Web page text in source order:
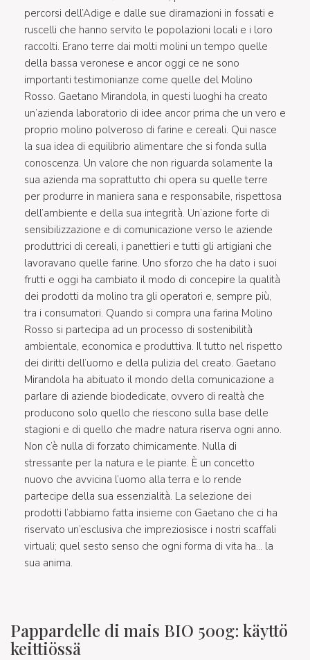
percorsi dell’Adige e dalle sue diramazioni in fossati e
ruscelli che hanno servito le popolazioni locali e i loro
raccolti. Erano terre dai molti molini un tempo quelle
della bassa veronese e ancor oggi ce ne sono
importanti testimonianze come quelle del Molino
Rosso. Gaetano Mirandola, in questi luoghi ha creato
un’azienda laboratorio di idee ancor prima che un vero e
proprio molino polveroso di farine e cereali. Qui nasce
la sua idea di equilibrio alimentare che si fonda sulla
conoscenza. Un valore che non riguarda solamente la
sua azienda ma soprattutto chi opera su quelle terre
per produrre in maniera sana e responsabile, rispettosa
dell’ambiente e della sua integrità. Un’azione forte di
sensibilizzazione e di comunicazione verso le aziende
produttrici di cereali, i panettieri e tutti gli artigiani che
lavoravano quelle farine. Uno sforzo che ha dato i suoi
frutti e oggi ha cambiato il modo di concepire la qualità
dei prodotti da molino tra gli operatori e, sempre più,
tra i consumatori. Quando si compra una farina Molino
Rosso si partecipa ad un processo di sostenibilità
ambientale, economica e produttiva. Il tutto nel rispetto
dei diritti dell’uomo e della pulizia del creato. Gaetano
Mirandola ha abituato il mondo della comunicazione a
parlare di aziende biodedicate, ovvero di realtà che
producono solo quello che riescono sulla base delle
stagioni e di quello che madre natura riserva ogni anno.
Non c’è nulla di forzato chimicamente. Nulla di
stressante per la natura e le piante. È un concetto
nuovo che avvicina l’uomo alla terra e lo rende
partecipe della sua essenzialità. La selezione dei
prodotti l’abbiamo fatta insieme con Gaetano che ci ha
riservato un’esclusiva che impreziosisce i nostri scaffali
virtuali; quel sesto senso che ogni forma di vita ha… la
sua anima.
Pappardelle di mais BIO 500g: käyttö
keittiössä